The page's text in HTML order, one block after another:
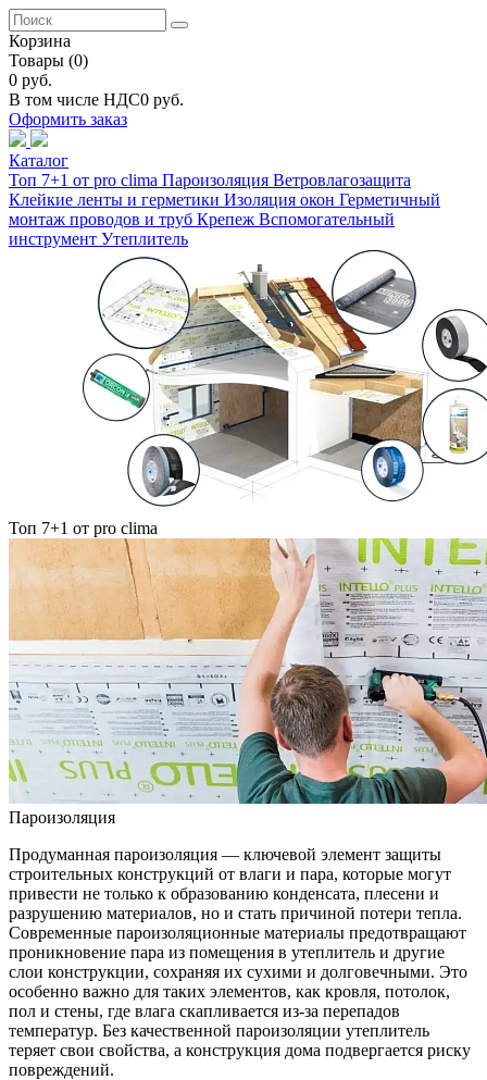
Корзина
Товары (0)
0 руб.
В том числе НДС0 руб.
Оформить заказ
Каталог
Топ 7+1 от pro clima Пароизоляция Ветровлагозащита
Клейкие ленты и герметики Изоляция окон Герметичный
монтаж проводов и труб Крепеж Вспомогательный
инструмент Утеплитель
Топ 7+1 от pro clima
Пароизоляция
Продуманная пароизоляция — ключевой элемент защиты
строительных конструкций от влаги и пара, которые могут
привести не только к образованию конденсата, плесени и
разрушению материалов, но и стать причиной потери тепла.
Современные пароизоляционные материалы предотвращают
проникновение пара из помещения в утеплитель и другие
слои конструкции, сохраняя их сухими и долговечными. Это
особенно важно для таких элементов, как кровля, потолок,
пол и стены, где влага скапливается из-за перепадов
температур. Без качественной пароизоляции утеплитель
теряет свои свойства, а конструкция дома подвергается риску
повреждений.